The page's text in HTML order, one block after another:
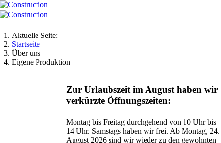
Aktuelle Seite:
Startseite
Über uns
Eigene Produktion
Zur Urlaubszeit im August haben wir
verkürzte Öffnungszeiten:
Montag bis Freitag durchgehend von 10 Uhr bis
14 Uhr. Samstags haben wir frei. Ab Montag, 24.
August 2026 sind wir wieder zu den gewohnten